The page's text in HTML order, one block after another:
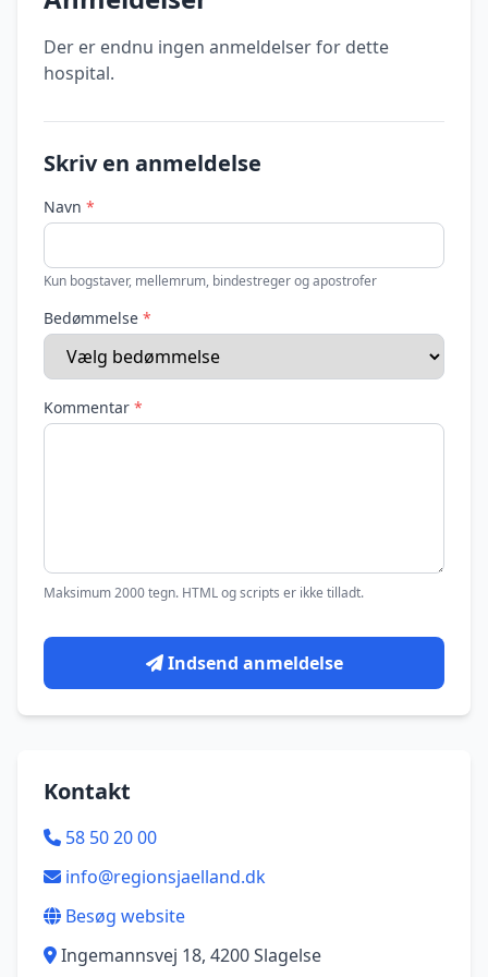
Der er endnu ingen anmeldelser for dette
hospital.
Skriv en anmeldelse
Navn *
Kun bogstaver, mellemrum, bindestreger og apostrofer
Bedømmelse *
Kommentar *
Maksimum 2000 tegn. HTML og scripts er ikke tilladt.
Indsend anmeldelse
Kontakt
58 50 20 00
info@regionsjaelland.dk
Besøg website
Ingemannsvej 18, 4200 Slagelse